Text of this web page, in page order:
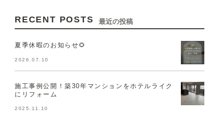
RECENT POSTS 最近の投稿
夏季休暇のお知らせ🌻
2026.07.10
施工事例公開！築30年マンションをホテルライク
にリフォーム
2025.11.10